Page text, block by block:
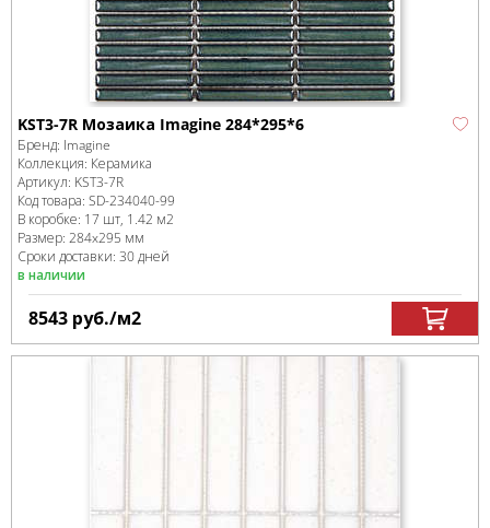
KST3-7R Мозаика Imagine 284*295*6
Бренд: Imagine
Коллекция: Керамика
Артикул: KST3-7R
Код товара: SD-234040-99
В коробке: 17 шт, 1.42 м2
Размер: 284x295 мм
Сроки доставки: 30 дней
в наличии
8543 руб./м2